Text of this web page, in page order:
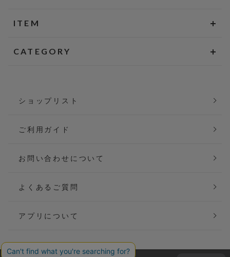
ITEM
CATEGORY
ショップリスト
ご利用ガイド
お問い合わせについて
よくあるご質問
アプリについて